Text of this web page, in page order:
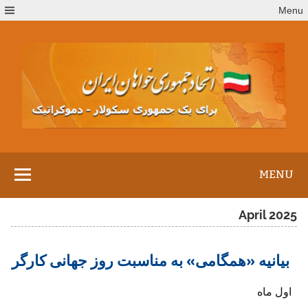
to
Menu
MENU
April 2025
بیانیه «همگامی» به مناسبت روز جهانی کارگر
اول ماه